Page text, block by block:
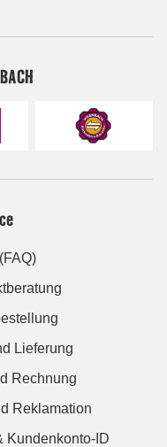
Lieferung
Rechnung
Reklamation
Kundenkonto-ID